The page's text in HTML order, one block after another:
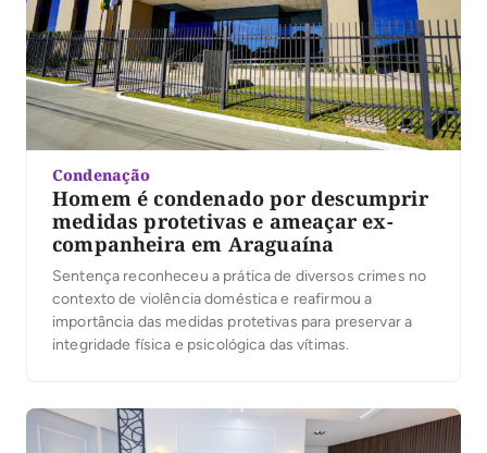
Condenação
Homem é condenado por descumprir
medidas protetivas e ameaçar ex-
companheira em Araguaína
Sentença reconheceu a prática de diversos crimes no
contexto de violência doméstica e reafirmou a
importância das medidas protetivas para preservar a
integridade física e psicológica das vítimas.